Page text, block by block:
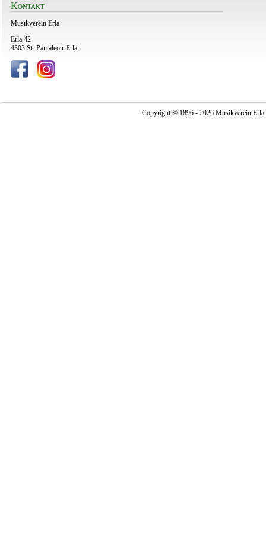
Kontakt
Musikverein Erla
Erla 42
4303 St. Pantaleon-Erla
Copyright © 1896 - 2026 Musikverein Erla